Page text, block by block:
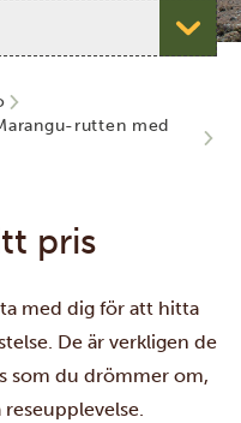
rutten med
pris
med dig för att hitta
De är verkligen de
som du drömmer om,